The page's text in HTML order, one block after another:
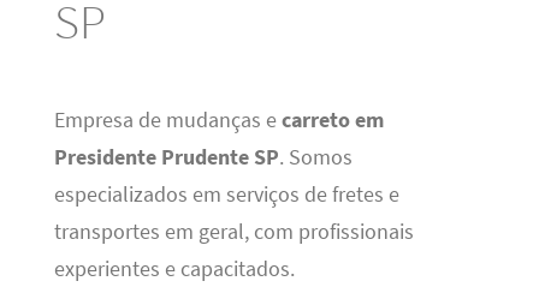
SP
Empresa de mudanças ecarreto em
Presidente Prudente SP. Somos
especializados em serviços de fretes e
transportes em geral, com profissionais
experientes e capacitados.